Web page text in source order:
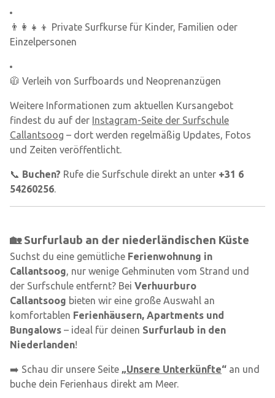
👨‍👩‍👧‍👦 Private Surfkurse für Kinder, Familien oder
Einzelpersonen
🧥 Verleih von Surfboards und Neoprenanzügen
Weitere Informationen zum aktuellen Kursangebot
findest du auf der Instagram-Seite der Surfschule
Callantsoog – dort werden regelmäßig Updates, Fotos
und Zeiten veröffentlicht.
📞 Buchen? Rufe die Surfschule direkt an unter +31 6
54260256.
🏡 Surfurlaub an der niederländischen Küste
Suchst du eine gemütliche Ferienwohnung in
Callantsoog, nur wenige Gehminuten vom Strand und
der Surfschule entfernt? Bei Verhuurburo
Callantsoog bieten wir eine große Auswahl an
komfortablen Ferienhäusern, Apartments und
Bungalows – ideal für deinen Surfurlaub in den
Niederlanden!
➡️ Schau dir unsere Seite „Unsere Unterkünfte“ an und
buche dein Ferienhaus direkt am Meer.